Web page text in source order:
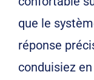
que le
réponse
conduisiez